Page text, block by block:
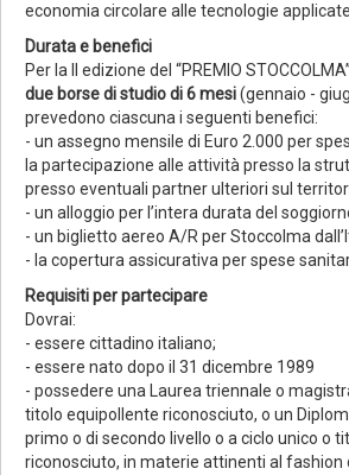
economia circolare alle tecnologie applicate.
Durata e benefici
Per la II edizione del “PREMIO
due borse di studio di 6 mesi(gennaio -
prevedono ciascuna i seguenti benefici:
- un assegno mensile di Euro 2.000 per
la partecipazione alle attività presso la
presso eventuali partner ulteriori sul
- un alloggio per l’intera durata del
- un biglietto aereo A/R per Stoccolma
- la copertura assicurativa per spese
Requisiti per partecipare
Dovrai:
- essere cittadino italiano;
- essere nato dopo il 31 dicembre 1989
- possedere una Laurea triennale o
titolo equipollente riconosciuto, o un
primo o di secondo livello o a ciclo unico o
riconosciuto, in materie attinenti al fashion